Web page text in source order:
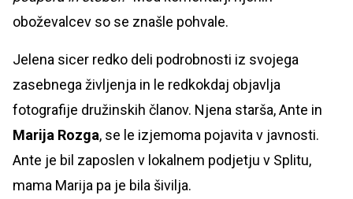
oboževalcev so se znašle pohvale.
Jelena sicer redko deli podrobnosti iz svojega
zasebnega življenja in le redkokdaj objavlja
fotografije družinskih članov. Njena starša, Ante in
Marija Rozga, se le izjemoma pojavita v javnosti.
Ante je bil zaposlen v lokalnem podjetju v Splitu,
mama Marija pa je bila šivilja.